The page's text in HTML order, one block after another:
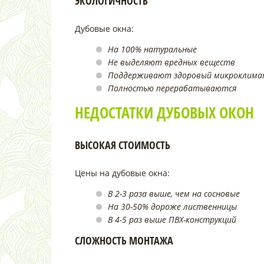
Дубовые окна:
На 100% натуральные
Не выделяют вредных веществ
Поддерживают здоровый
Полностью перерабатываются
НЕДОСТАТКИ ДУБОВЫХ ОКОН
ВЫСОКАЯ СТОИМОСТЬ
Цены на дубовые окна:
В 2-3 раза выше, чем на сосновые
На 30-50% дороже лиственницы
В 4-5 раз выше ПВХ-конструкций
СЛОЖНОСТЬ МОНТАЖА